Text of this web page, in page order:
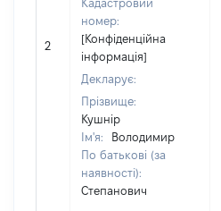
2
Кадастровий
номер:
[Конфіденційна
інформація]
Декларує:
Прізвище:
Кушнір
Ім'я:
Володимир
По батькові (за
наявності):
Степанович